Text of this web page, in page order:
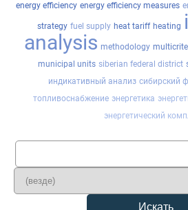
energy efficiency energy efficiency measures
strategy fuel supply heat tariff heating
analysis methodology
municipal units siberian federal district
индикативный анализ сибирский
топливоснабжение энергетика
энергетический